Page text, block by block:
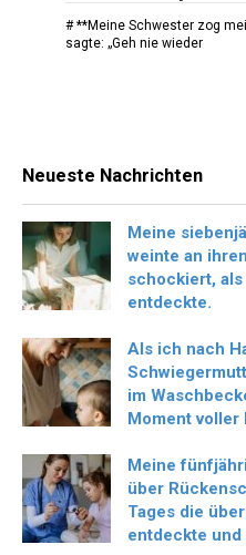
# **Meine Schwester zog
sagte: „Geh nie wieder
Neueste Nachrichten
Meine
weinte an
schockiert,
entdeckte.
Als ich nach
im
Moment voller
Meine
über
Tages die
entdeckte und